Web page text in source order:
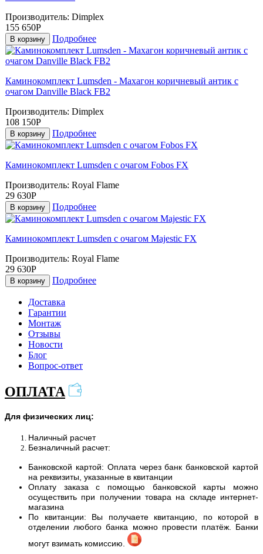
Производитель: Dimplex
155 650Р
В корзину Подробнее
Каминокомплект Lumsden - Махагон коричневый антик с
очагом Danville Black FB2
Производитель: Dimplex
108 150Р
В корзину Подробнее
Каминокомплект Lumsden с очагом Fobos FX
Производитель: Royal Flame
29 630Р
В корзину Подробнее
Каминокомплект Lumsden с очагом Majestic FX
Производитель: Royal Flame
29 630Р
В корзину Подробнее
Доставка
Гарантии
Монтаж
Отзывы
Новости
Блог
Вопрос-ответ
ОПЛАТА
Для физических лиц:
Наличный расчет
Безналичный расчет:
Банковской картой: Оплата через банк банковской картой
на реквизиты, указанные в квитанции
Оплату заказа с помощью банковской карты можно
осуществить при получении товара на складе интернет-
магазина
По квитанции: Вы получаете квитанцию, по которой в
отделении любого банка можно провести платёж. Банки
могут взимать комиссию.